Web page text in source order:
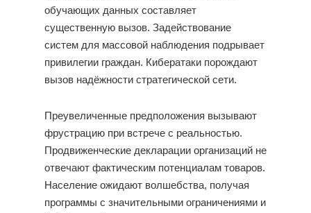
обучающих данных составляет
существенную вызов. Задействование
систем для массовой наблюдения подрывает
привилегии граждан. Кибератаки порождают
вызов надёжности стратегической сети.
Преувеличенные предположения вызывают
фрустрацию при встрече с реальностью.
Продвиженческие декларации организаций не
отвечают фактическим потенциалам товаров.
Население ожидают волшебства, получая
программы с значительными ограничениями и